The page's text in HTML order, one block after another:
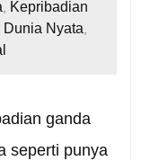
, Kepribadian
Nyata,
ganda
seperti punya